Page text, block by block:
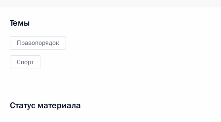
Темы
Правопорядок
Спорт
Статус материала